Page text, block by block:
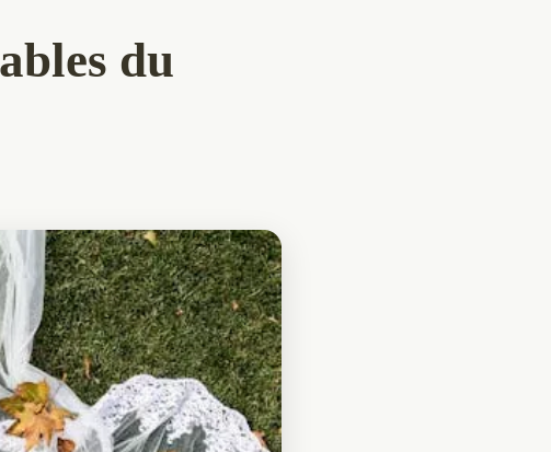
du